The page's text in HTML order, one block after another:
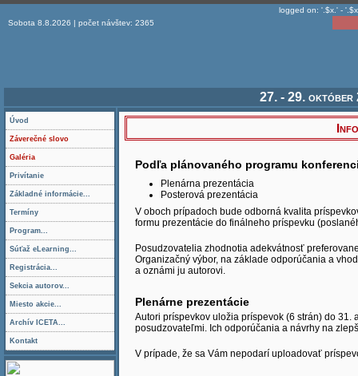
logged on: '.$x.' -
Sobota 8.8.2026 | počet návštev: 2365
27. - 29. október
Podľa plánovaného programu
Plenárna prezentácia
Posterová prezentácia
V oboch prípadoch bude odborná kvalita
formu prezentácie do finálneho príspevku
Posudzovatelia zhodnotia adekvátnosť
Organizačný výbor, na základe odporúčania a
a oznámi ju autorovi.
Plenárne prezentácie
Autori príspevkov uložia príspevok (6 strán) do
posudzovateľmi. Ich odporúčania a návrhy na
V prípade, že sa Vám nepodarí uploadovať
Úvod
Záverečné slovo
Galéria
Privítanie
Základné informácie...
Termíny
Program...
Súťaž eLearning...
Registrácia...
Sekcia autorov...
Miesto akcie...
Archív ICETA...
Kontakt